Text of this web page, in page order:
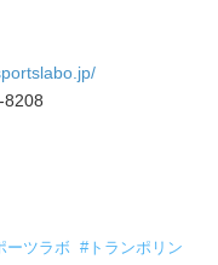
ーツラボ #トランポリン